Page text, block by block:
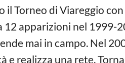
il Torneo di Viareggio
12 apparizioni nel 1999-
mai in campo. Nel
realizza una rete.